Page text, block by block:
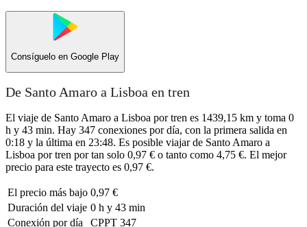
Consíguelo en Google Play
De Santo Amaro a Lisboa en tren
El viaje de Santo Amaro a Lisboa por tren es 1439,15 km y toma 0
h y 43 min. Hay 347 conexiones por día, con la primera salida en
0:18 y la última en 23:48. Es posible viajar de Santo Amaro a
Lisboa por tren por tan solo 0,97 € o tanto como 4,75 €. El mejor
precio para este trayecto es 0,97 €.
El precio más bajo 0,97 €
Duración del viaje 0 h y 43 min
Conexión por día
CPPT 347